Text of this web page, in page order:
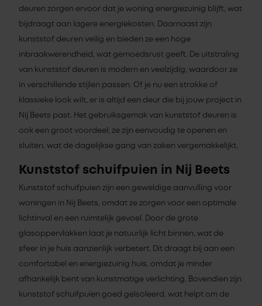
deuren zorgen ervoor dat je woning energiezuinig blijft, wat
bijdraagt aan lagere energiekosten. Daarnaast zijn
kunststof deuren veilig en bieden ze een hoge
inbraakwerendheid, wat gemoedsrust geeft. De uitstraling
van kunststof deuren is modern en veelzijdig, waardoor ze
in verschillende stijlen passen. Of je nu een strakke of
klassieke look wilt, er is altijd een deur die bij jouw project in
Nij Beets past. Het gebruiksgemak van kunststof deuren is
ook een groot voordeel; ze zijn eenvoudig te openen en
sluiten, wat de dagelijkse gang van zaken vergemakkelijkt.
Kunststof schuifpuien in Nij Beets
Kunststof schuifpuien zijn een geweldige aanvulling voor
woningen in Nij Beets, omdat ze zorgen voor een optimale
lichtinval en een ruimtelijk gevoel. Door de grote
glasoppervlakken laat je natuurlijk licht binnen, wat de
sfeer in je huis aanzienlijk verbetert. Dit draagt bij aan een
comfortabel en energiezuinig huis, omdat je minder
afhankelijk bent van kunstmatige verlichting. Bovendien zijn
kunststof schuifpuien goed geïsoleerd, wat helpt om de